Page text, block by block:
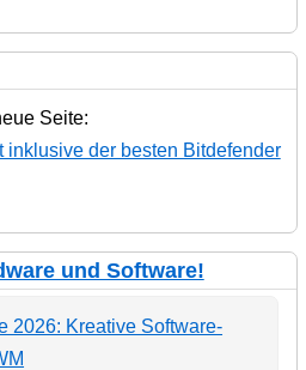
Seite:
inklusive der besten Bitdefender
und Software!
2026: Kreative Software-